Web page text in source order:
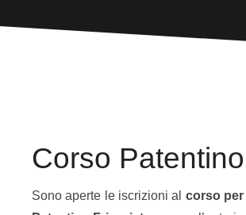
Corso
Sono aperte le iscrizioni al corso